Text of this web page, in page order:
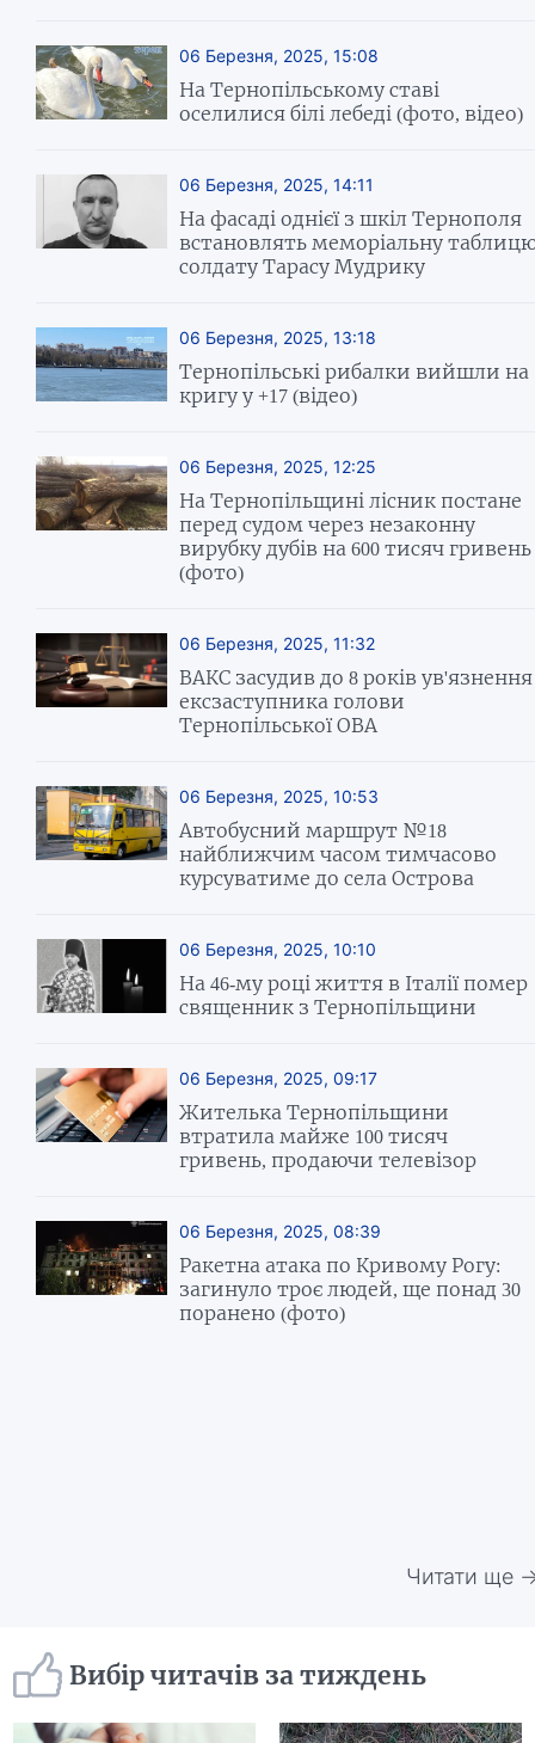
06 Березня, 2025, 15:08
На Тернопільському ставі
оселилися білі лебеді (фото, відео)
06 Березня, 2025, 14:11
На фасаді однієї з шкіл Тернополя
встановлять меморіальну
солдату Тарасу Мудрику
06 Березня, 2025, 13:18
Тернопільські рибалки вийшли на
кригу у +17 (відео)
06 Березня, 2025, 12:25
На Тернопільщині лісник постане
перед судом через незаконну
вирубку дубів на 600 тисяч гривень
(фото)
06 Березня, 2025, 11:32
ВАКС засудив до 8 років ув'язнення
ексзаступника голови
Тернопільської ОВА
06 Березня, 2025, 10:53
Автобусний маршрут №18
найближчим часом тимчасово
курсуватиме до села Острова
06 Березня, 2025, 10:10
На 46-му році життя в Італії помер
священник з Тернопільщини
06 Березня, 2025, 09:17
Жителька Тернопільщини
втратила майже 100 тисяч
гривень, продаючи телевізор
06 Березня, 2025, 08:39
Ракетна атака по Кривому Рогу:
загинуло троє людей, ще понад 30
поранено (фото)
Читати ще
Вибір читачів за тиждень